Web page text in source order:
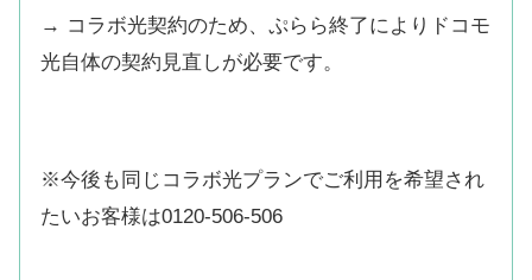
→ コラボ光契約のため、ぷらら終了によりドコモ
光自体の契約見直しが必要です。
※今後も同じコラボ光プランでご利用を希望され
たいお客様は0120-506-506